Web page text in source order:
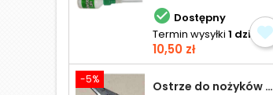
 Dostępny
Termin wysyłki 1 dzień
Cena
10,50 zł
-5% Ostrze do nożyków Excel